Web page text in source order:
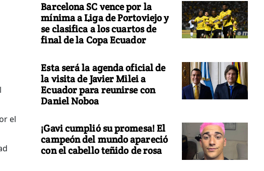
el
Barcelona SC vence por la
mínima a Liga de Portoviejo y
se clasifica a los cuartos de
final de la Copa Ecuador
Esta será la agenda oficial de
la visita de Javier Milei a
Ecuador para reunirse con
Daniel Noboa
¡Gavi cumplió su promesa! El
campeón del mundo apareció
con el cabello teñido de rosa